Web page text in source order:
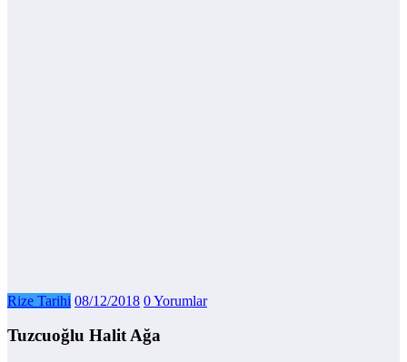
Rize Tarihi 08/12/2018 0 Yorumlar
Tuzcuoğlu Halit Ağa